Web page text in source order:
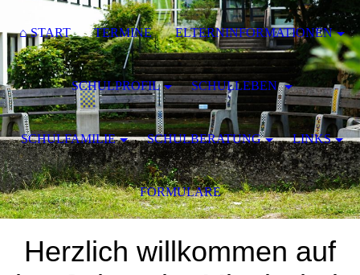
Herzlich willkommen auf
⌂ START TERMINE ELTERNINFORMATIONEN
SCHULPROFIL SCHULLEBEN
SCHULFAMILIE SCHULBERATUNG LINKS
FORMULARE